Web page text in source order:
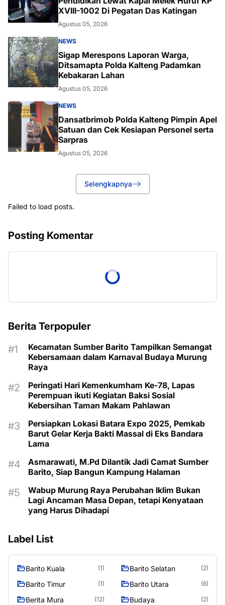
XVIII-1002 Di Pegatan Das Katingan
Agustus 05, 2026
NEWS
Sigap Merespons Laporan Warga,
Ditsamapta Polda Kalteng Padamkan
Kebakaran Lahan
Agustus 05, 2026
NEWS
Dansatbrimob Polda Kalteng Pimpin Apel
Satuan dan Cek Kesiapan Personel serta
Sarpras
Agustus 05, 2026
Selengkapnya
Failed to load posts.
Posting Komentar
Berita Terpopuler
Kecamatan Sumber Barito Tampilkan Semangat
Kebersamaan dalam Karnaval Budaya Murung
Raya
Peringati Hari Kemenkumham Ke-78, Lapas
Perempuan ikuti Kegiatan Baksi Sosial
Kebersihan Taman Makam Pahlawan
Persiapkan Lokasi Batara Expo 2025, Pemkab
Barut Gelar Kerja Bakti Massal di Eks Bandara
Lama
Asmarawati, M.Pd Dilantik Jadi Camat Sumber
Barito, Siap Bangun Kampung Halaman
Wabup Murung Raya Perubahan Iklim Bukan
Lagi Ancaman Masa Depan, tetapi Kenyataan
yang Harus Dihadapi
Label List
Barito Kuala (1) Barito Selatan (2)
Barito Timur (1) Barito Utara (6)
Berita Mura (12) Budaya (2)